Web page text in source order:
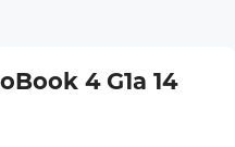
4 G1a 14